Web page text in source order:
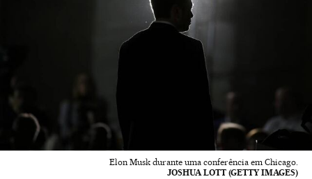
Elon Musk durante uma conferência em Chicago.
JOSHUA LOTT (GETTY IMAGES)